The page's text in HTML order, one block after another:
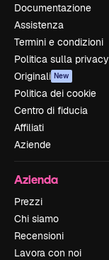
Documentazione
Assistenza
Termini e condizioni
Politica sulla privacy
Originali New
Politica dei cookie
Centro di fiducia
Affiliati
Aziende
Azienda
Prezzi
Chi siamo
Recensioni
Lavora con noi